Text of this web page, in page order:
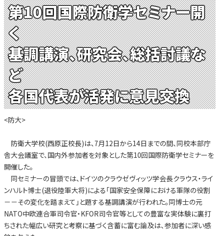
第10回国際防衛学セミナー開
く
基調講演、研究会、総括討議な
ど
各国代表が活発に意見交換
<防大>
防衛大学校(西原正校長)は、7月12日から14日までの間、同校本部庁
舎大会議室で、国内外参加者を対象とした第10回国際防衛学セミナーを
開催した。
同セミナーの冒頭では、ドイツのクラウゼヴィッツ学会長クラウス・ライ
ンハルト博士(退役陸軍大将)による「国家安全保障における軍隊の役割
－－その変化を踏まえて」と題する基調講演が行われた。同博士の元
NATO中欧連合軍司令官・KFOR司令官等としての豊富な実体験に裏打
ちされた幅広い研究と考察に基づく含蓄に富む論及は、参加者に深い感